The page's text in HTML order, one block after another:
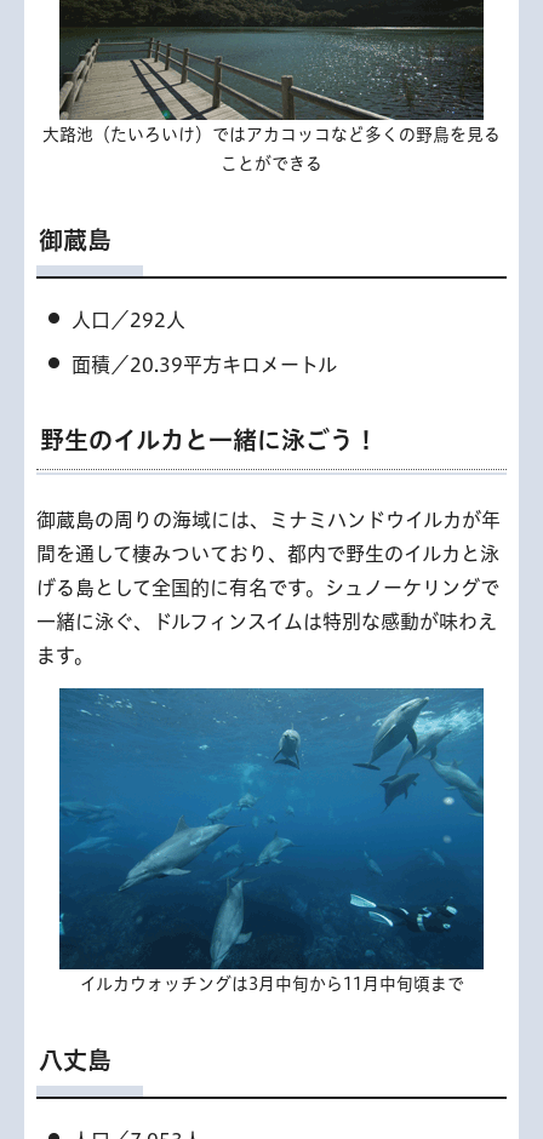
大路池（たいろいけ）ではアカコッコなど多くの野鳥を見る
ことができる
御蔵島
人口／292人
面積／20.39平方キロメートル
野生のイルカと一緒に泳ごう！
御蔵島の周りの海域には、ミナミハンドウイルカが年
間を通して棲みついており、都内で野生のイルカと泳
げる島として全国的に有名です。シュノーケリングで
一緒に泳ぐ、ドルフィンスイムは特別な感動が味わえ
ます。
イルカウォッチングは3月中旬から11月中旬頃まで
八丈島